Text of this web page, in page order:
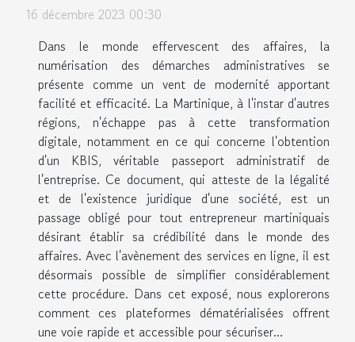
16 décembre 2023 00:30
Dans le monde effervescent des affaires, la
numérisation des démarches administratives se
présente comme un vent de modernité apportant
facilité et efficacité. La Martinique, à l'instar d'autres
régions, n'échappe pas à cette transformation
digitale, notamment en ce qui concerne l'obtention
d'un KBIS, véritable passeport administratif de
l'entreprise. Ce document, qui atteste de la légalité
et de l'existence juridique d'une société, est un
passage obligé pour tout entrepreneur martiniquais
désirant établir sa crédibilité dans le monde des
affaires. Avec l'avènement des services en ligne, il est
désormais possible de simplifier considérablement
cette procédure. Dans cet exposé, nous explorerons
comment ces plateformes dématérialisées offrent
une voie rapide et accessible pour sécuriser...